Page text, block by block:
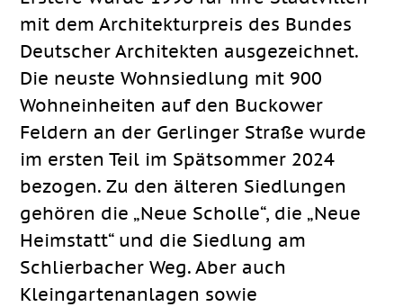
mit dem Architekturpreis des Bundes
Deutscher Architekten ausgezeichnet.
Die neuste Wohnsiedlung mit 900
Wohneinheiten auf den Buckower
Feldern an der Gerlinger Straße wurde
im ersten Teil im Spätsommer 2024
bezogen. Zu den älteren Siedlungen
gehören die „Neue Scholle“, die „Neue
Heimstatt“ und die Siedlung am
Schlierbacher Weg. Aber auch
Kleingartenanlagen sowie